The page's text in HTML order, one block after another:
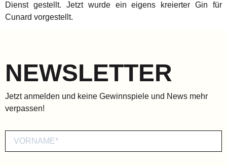
Dienst gestellt. Jetzt wurde ein eigens kreierter Gin für
Cunard vorgestellt.
NEWSLETTER
Jetzt anmelden und keine Gewinnspiele und News mehr
verpassen!